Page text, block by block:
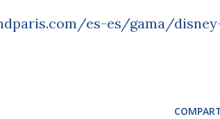
es-es/gama/